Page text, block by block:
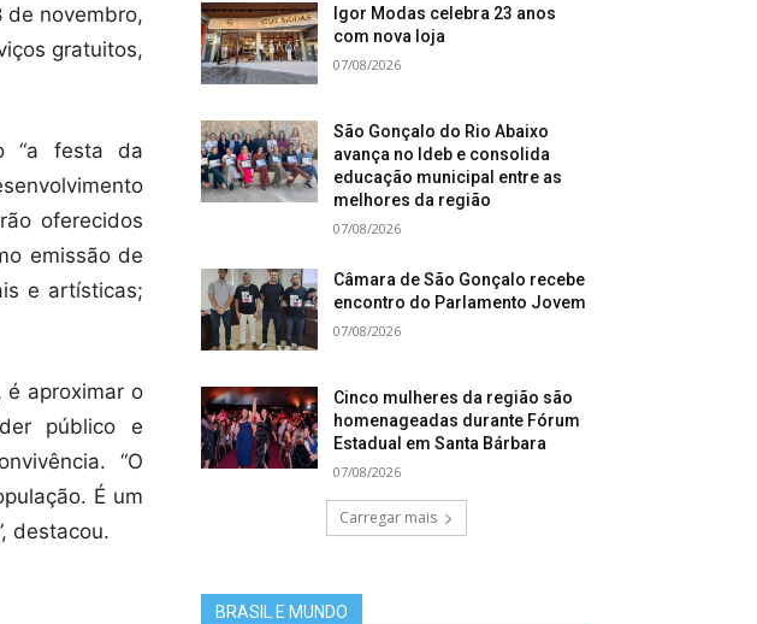
de novembro,
gratuitos,
“a festa da
oferecidos
emissão de
e artísticas;
é aproximar o
público e
“O
É um
destacou.
Igor Modas celebra 23 anos
com nova loja
07/08/2026
São Gonçalo do Rio Abaixo
avança no Ideb e consolida
educação municipal entre as
melhores da região
07/08/2026
Câmara de São Gonçalo recebe
encontro do Parlamento Jovem
07/08/2026
Cinco mulheres da região são
homenageadas durante Fórum
Estadual em Santa Bárbara
07/08/2026
Carregar mais
BRASIL E MUNDO